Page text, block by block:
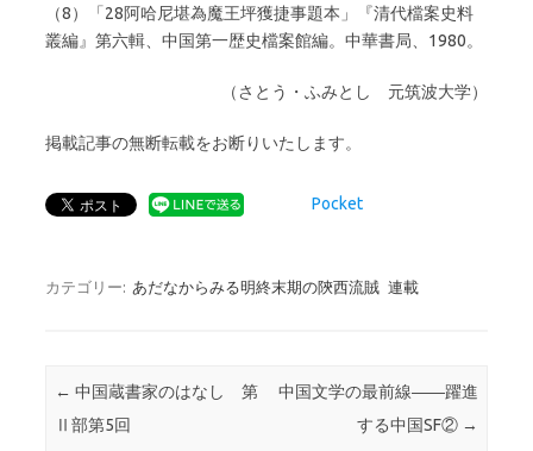
（8）「28阿哈尼堪為魔王坪獲捷事題本」『清代檔案史料
叢編』第六輯、中国第一歴史檔案館編。中華書局、1980。
（さとう・ふみとし 元筑波大学）
掲載記事の無断転載をお断りいたします。
Pocket
カテゴリー: あだなからみる明終末期の陝西流賊 連載
投稿ナビゲーション
← 中国蔵書家のはなし 第
Ⅱ部第5回
中国文学の最前線――躍進
する中国SF② →